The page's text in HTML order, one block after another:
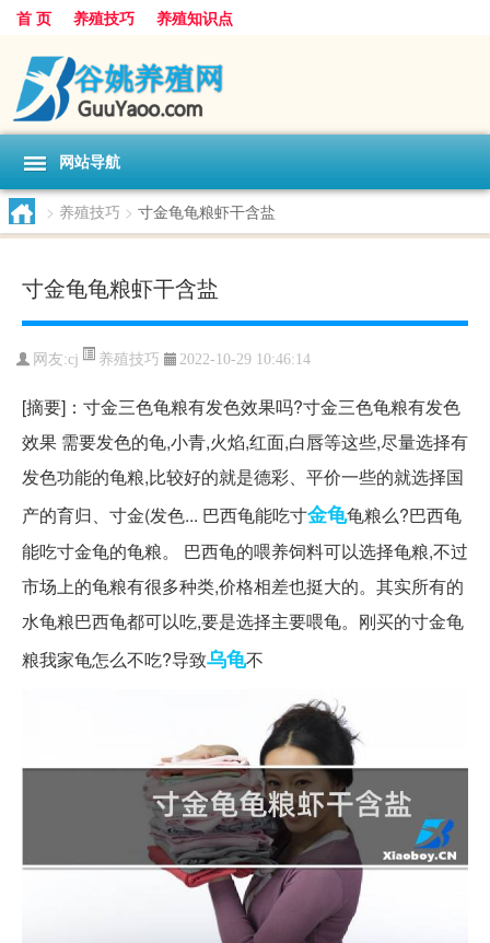
首 页 养殖技巧 养殖知识点
网站导航
> 养殖技巧 > 寸金龟龟粮虾干含盐
寸金龟龟粮虾干含盐
网友:cj 养殖技巧 2022-10-29 10:46:14
[摘要]：寸金三色龟粮有发色效果吗?寸金三色龟粮有发色
效果 需要发色的龟,小青,火焰,红面,白唇等这些,尽量选择有
发色功能的龟粮,比较好的就是德彩、平价一些的就选择国
产的育归、寸金(发色... 巴西龟能吃寸金龟龟粮么?巴西龟
能吃寸金龟的龟粮。 巴西龟的喂养饲料可以选择龟粮,不过
市场上的龟粮有很多种类,价格相差也挺大的。其实所有的
水龟粮巴西龟都可以吃,要是选择主要喂龟。刚买的寸金龟
粮我家龟怎么不吃?导致乌龟不